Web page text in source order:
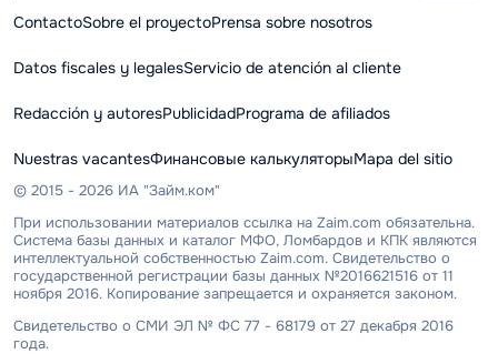
ContactoSobre el proyectoPrensa sobre nosotros
Datos fiscales y legalesServicio de atención al cliente
Redacción y autoresPublicidadPrograma de afiliados
Nuestras vacantesФинансовые калькуляторыMapa del sitio
© 2015 - 2026 ИА "Займ.ком"
При использовании материалов ссылка на Zaim.com обязательна.
Система базы данных и каталог МФО, Ломбардов и КПК являются
интеллектуальной собственностью Zaim.com. Свидетельство о
государственной регистрации базы данных №2016621516 от 11
ноября 2016. Копирование запрещается и охраняется законом.
Свидетельство о СМИ ЭЛ № ФС 77 - 68179 от 27 декабря 2016
года.